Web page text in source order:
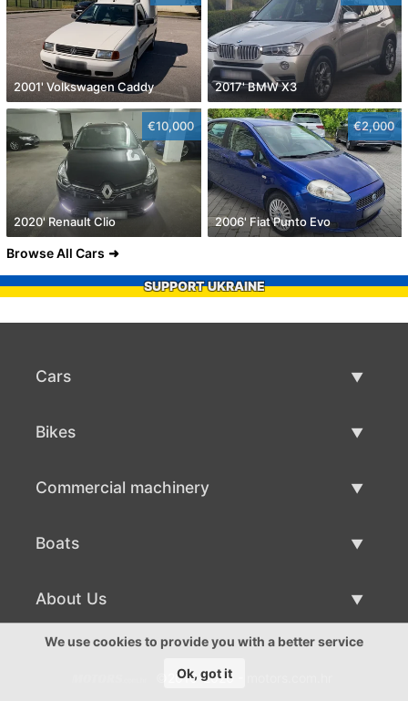
2001' Volkswagen Caddy 2017' BMW X3
€10,000
2020' Renault Clio
€2,000
2006' Fiat Punto Evo
Browse All Cars
SUPPORT UKRAINE
Cars
Bikes
Commercial machinery
Boats
Boat Sale
About Us
About Us
©2016-2026 - motors.com.hr
We use cookies to provide you with a better service
Ok, got it